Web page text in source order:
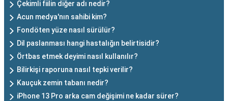
Çekimli fiilin diğer adı nedir?
Acun medya'nın sahibi kim?
Fondöten yüze nasıl sürülür?
Dil paslanması hangi hastalığın belirtisidir?
Örtbas etmek deyimi nasıl kullanılır?
Bilirkişi raporuna nasıl tepki verilir?
Kauçuk zemin tabanı nedir?
iPhone 13 Pro arka cam değişimi ne kadar sürer?